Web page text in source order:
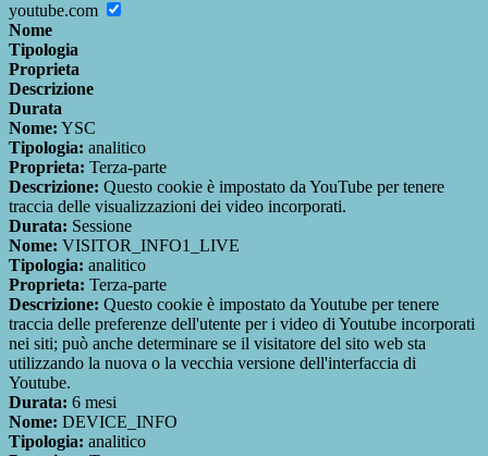
youtube.com
Nome
Tipologia
Proprieta
Descrizione
Durata
Nome: YSC
Tipologia: analitico
Proprieta: Terza-parte
Descrizione: Questo cookie è impostato da YouTube per tenere
traccia delle visualizzazioni dei video incorporati.
Durata: Sessione
Nome: VISITOR_INFO1_LIVE
Tipologia: analitico
Proprieta: Terza-parte
Descrizione: Questo cookie è impostato da Youtube per tenere
traccia delle preferenze dell'utente per i video di Youtube incorporati
nei siti; può anche determinare se il visitatore del sito web sta
utilizzando la nuova o la vecchia versione dell'interfaccia di
Youtube.
Durata: 6 mesi
Nome: DEVICE_INFO
Tipologia: analitico